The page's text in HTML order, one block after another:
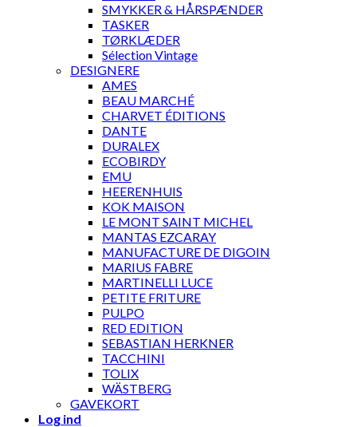
SMYKKER & HÅRSPÆNDER
TASKER
TØRKLÆDER
Sélection Vintage
DESIGNERE
AMES
BEAU MARCHÉ
CHARVET ÉDITIONS
DANTE
DURALEX
ECOBIRDY
EMU
HEERENHUIS
KOK MAISON
LE MONT SAINT MICHEL
MANTAS EZCARAY
MANUFACTURE DE DIGOIN
MARIUS FABRE
MARTINELLI LUCE
PETITE FRITURE
PULPO
RED EDITION
SEBASTIAN HERKNER
TACCHINI
TOLIX
WÄSTBERG
GAVEKORT
Log ind